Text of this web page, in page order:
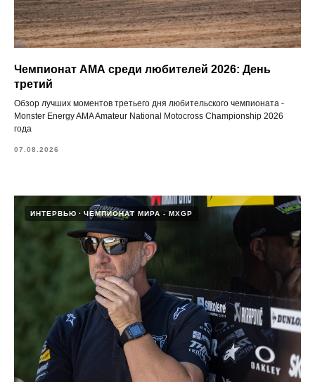
Чемпионат АМА среди любителей 2026: День
третий
Обзор лучших моментов третьего дня любительского чемпионата -
Monster Energy AMA Amateur National Motocross Championship 2026
года
07.08.2026
ИНТЕРВЬЮ ЧЕМПИОНАТ МИРА - MXGP